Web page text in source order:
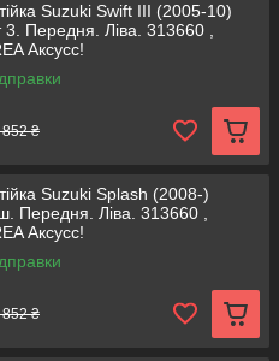
Suzuki Swift III (2005-10)
3. Передня. Ліва. 313660 ,
Аксусс!
852 ₴
Suzuki Splash (2008-)
Передня. Ліва. 313660 ,
Аксусс!
852 ₴